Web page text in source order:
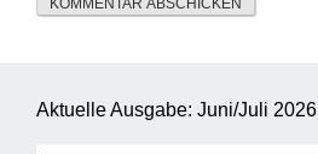
Aktuelle Ausgabe: Juni/Juli 2026